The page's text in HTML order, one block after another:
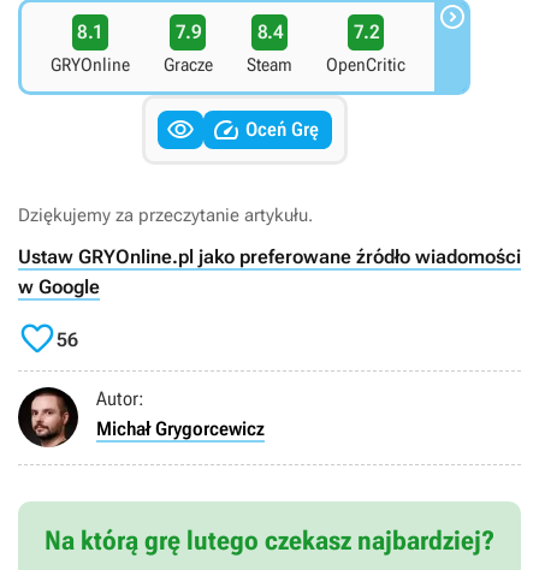
8.1
GRYOnline
7.9
Gracze
8.4
Steam
7.2
OpenCritic

  Oceń Grę
Dziękujemy za przeczytanie artykułu.
Ustaw GRYOnline.pl jako preferowane źródło wiadomości
w Google
56
Autor:
Michał Grygorcewicz
Na którą grę lutego czekasz najbardziej?